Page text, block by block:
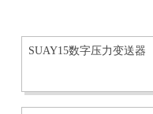
SUAY15数字压力变送器